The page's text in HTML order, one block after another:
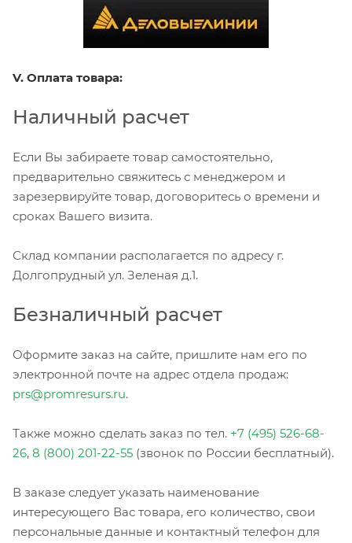
V. Оплата товара:
Наличный расчет
Если Вы забираете товар самостоятельно,
предварительно свяжитесь с менеджером и
зарезервируйте товар, договоритесь о времени и
сроках Вашего визита.
Склад компании располагается по адресу г.
Долгопрудный ул. Зеленая д.1.
Безналичный расчет
Оформите заказ на сайте, пришлите нам его по
электронной почте на адрес отдела продаж:
prs@promresurs.ru.
Также можно сделать заказ по тел. +7 (495) 526-68-
26, 8 (800) 201-22-55 (звонок по России бесплатный).
В заказе следует указать наименование
интересующего Вас товара, его количество, свои
персональные данные и контактный телефон для